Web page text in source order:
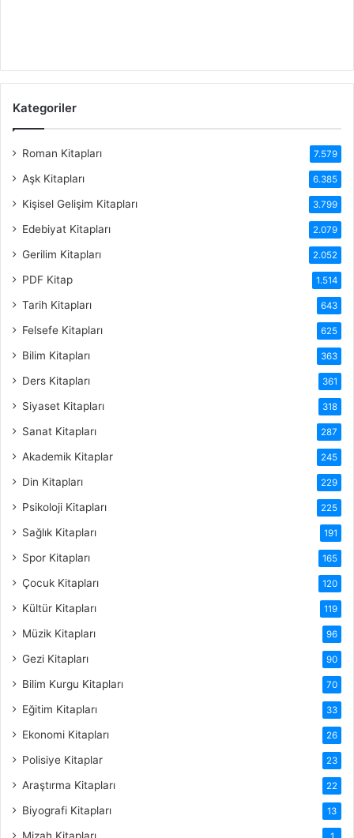
Kategoriler
Roman Kitapları 7.579
Aşk Kitapları 6.385
Kişisel Gelişim Kitapları 3.799
Edebiyat Kitapları 2.079
Gerilim Kitapları 2.052
PDF Kitap 1.514
Tarih Kitapları 643
Felsefe Kitapları 625
Bilim Kitapları 363
Ders Kitapları 361
Siyaset Kitapları 318
Sanat Kitapları 287
Akademik Kitaplar 245
Din Kitapları 229
Psikoloji Kitapları 225
Sağlık Kitapları 191
Spor Kitapları 165
Çocuk Kitapları 120
Kültür Kitapları 119
Müzik Kitapları 96
Gezi Kitapları 90
Bilim Kurgu Kitapları 70
Eğitim Kitapları 33
Ekonomi Kitapları 26
Polisiye Kitaplar 23
Araştırma Kitapları 22
Biyografi Kitapları 13
Mizah Kitapları